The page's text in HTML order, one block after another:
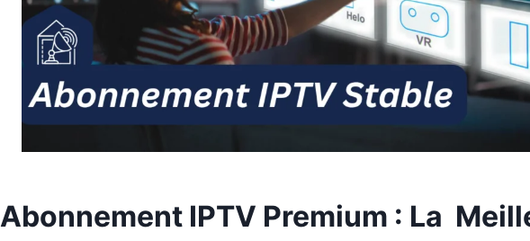
Abonnement IPTV Premium : La